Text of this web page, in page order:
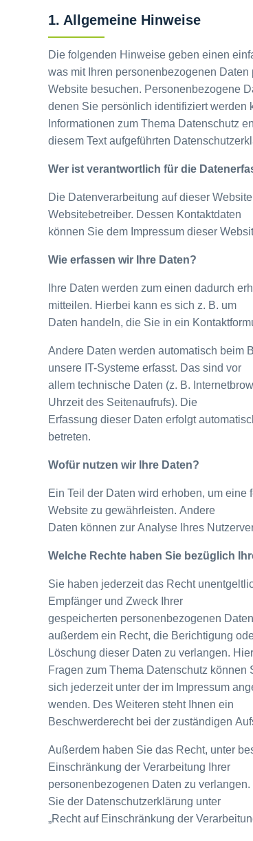
1. Allgemeine Hinweise
Die folgenden Hinweise geben einen
was mit Ihren personenbezogenen
Website besuchen. Personenbezogene
denen Sie persönlich identifiziert werden
Informationen zum Thema Datenschutz
diesem Text aufgeführten
Wer ist verantwortlich für die
Die Datenverarbeitung auf dieser
Websitebetreiber. Dessen Kontaktdaten
können Sie dem Impressum dieser
Wie erfassen wir Ihre Daten?
Ihre Daten werden zum einen dadurch
mitteilen. Hierbei kann es sich z. B. um
Daten handeln, die Sie in ein
Andere Daten werden automatisch beim
unsere IT-Systeme erfasst. Das sind vor
allem technische Daten (z. B.
Uhrzeit des Seitenaufrufs). Die
Erfassung dieser Daten erfolgt
betreten.
Wofür nutzen wir Ihre Daten?
Ein Teil der Daten wird erhoben, um eine
Website zu gewährleisten. Andere
Daten können zur Analyse Ihres
Welche Rechte haben Sie bezüglich
Sie haben jederzeit das Recht
Empfänger und Zweck Ihrer
gespeicherten personenbezogenen
außerdem ein Recht, die Berichtigung
Löschung dieser Daten zu verlangen.
Fragen zum Thema Datenschutz können
sich jederzeit unter der im Impressum
wenden. Des Weiteren steht Ihnen ein
Beschwerderecht bei der zuständigen
Außerdem haben Sie das Recht, unter
Einschränkung der Verarbeitung Ihrer
personenbezogenen Daten zu
Sie der Datenschutzerklärung unter
„Recht auf Einschränkung der